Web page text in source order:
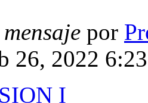
por
26, 2022
I